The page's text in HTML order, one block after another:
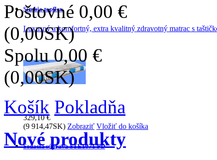
Simbio topflex
Luxusný a komfortný, extra kvalitný zdravotný matrac s
329,10 €
(9 914,47SK) Zobraziť Vložiť do košíka
Sedacia súprava STE1071 PD
Poštovné 0,00 €
(0,00SK)
Spolu 0,00 €
(0,00SK)
Košík Pokladňa
Nové produkty